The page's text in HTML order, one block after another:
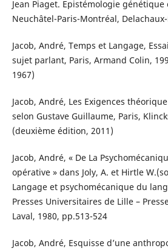
Jean Piaget. Epistémologie
Neuchâtel-Paris-Montréal,
Jacob, André, Temps et Langage,
sujet parlant, Paris, Armand Colin,
1967)
Jacob, André, Les Exigences
selon Gustave Guillaume, Paris,
(deuxième édition, 2011)
Jacob, André, « De La
opérative » dans Joly, A. et Hirtle
Langage et psychomécanique du
Presses Universitaires de Lille –
Laval, 1980, pp.513-524
Jacob, André, Esquisse d’une